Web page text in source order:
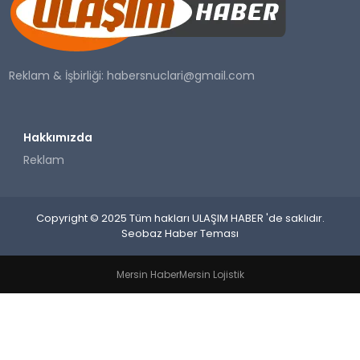
SAĞLIK
YAŞAM
Reklam & İşbirliği:habersnuclari@gmail.com
Hakkımızda
Reklam
Copyright © 2025 Tüm hakları ULAŞIM HABER 'de saklıdır.
Seobaz Haber Teması
Mersin HaberMersin Lojistik